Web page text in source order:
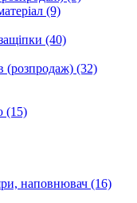
(9)
(40)
(розпродаж) (32)
(15)
наповнювач (16)